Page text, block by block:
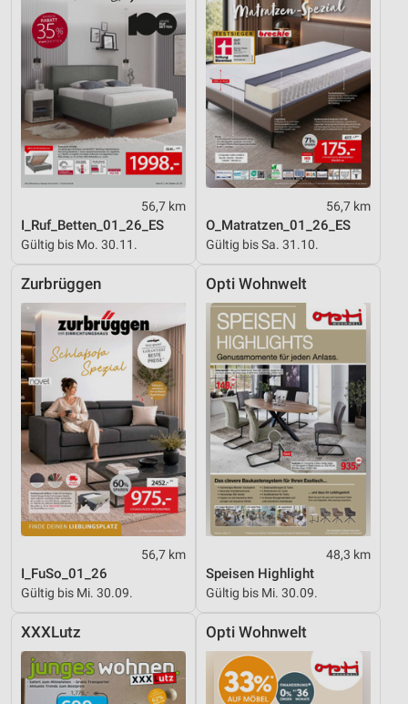
56,7 km
I_Ruf_Betten_01_26_ES
Gültig bis Mo. 30.11.
56,7 km
O_Matratzen_01_26_ES
Gültig bis Sa. 31.10.
Zurbrüggen
56,7 km
I_FuSo_01_26
Gültig bis Mi. 30.09.
Opti Wohnwelt
48,3 km
Speisen Highlight
Gültig bis Mi. 30.09.
XXXLutz Opti Wohnwelt